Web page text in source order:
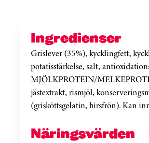
Ingredienser
Grislever (35%), kycklingfett,
potatisstärkelse, salt,
MJÖLKPROTEIN/
jästextrakt, rismjöl,
(grisköttsgelatin, hirsfrön). Kan
Näringsvärden